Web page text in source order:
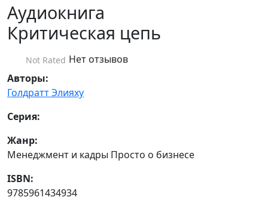
Аудиокнига
Критическая цепь
Not Rated Нет отзывов
Авторы:
Голдратт Элияху
Серия:
Жанр:
Менеджмент и кадры Просто о бизнесе
ISBN:
9785961434934